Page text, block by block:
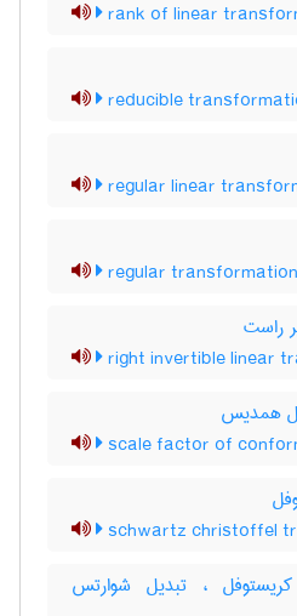
rank of linear
reducible
regular linear
regular transformation
راست
right invertible linear
همدیس
scale factor of
schwartz christoffel
، تبدیل شوارتس